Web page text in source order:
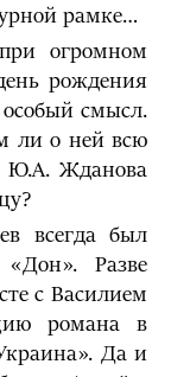
рамке…
огромном
рождения
смысл.
ли о ней всю
Ю.А. Жданова
всегда был
Разве
с Василием
романа в
Да и